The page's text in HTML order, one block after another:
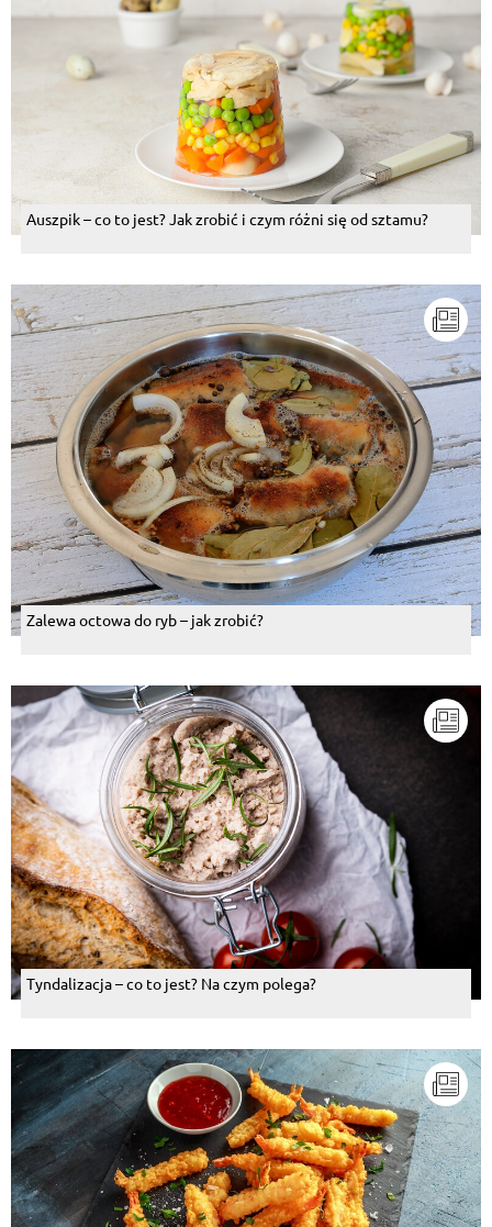
Auszpik – co to jest? Jak zrobić i czym różni się od sztamu?
Zalewa octowa do ryb – jak zrobić?
Tyndalizacja – co to jest? Na czym polega?